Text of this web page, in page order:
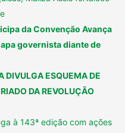
da Convenção Avança
governista diante de
DIVULGA ESQUEMA DE
DA REVOLUÇÃO
à 143ª edição com ações